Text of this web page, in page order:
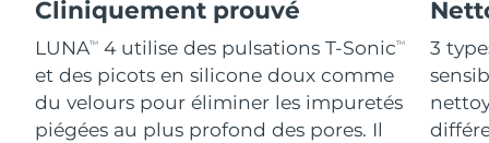
Cliniquement prouvé
LUNATM 4 utilise des pulsations T-SonicTM
et des picots en silicone doux comme
du velours pour éliminer les impuretés
piégées au plus profond des pores. Il
3
For healthy hair
18% PAP
Israël
Italie Livraison estimée 8/11/26
Japon Livraison estimée 8/14/26